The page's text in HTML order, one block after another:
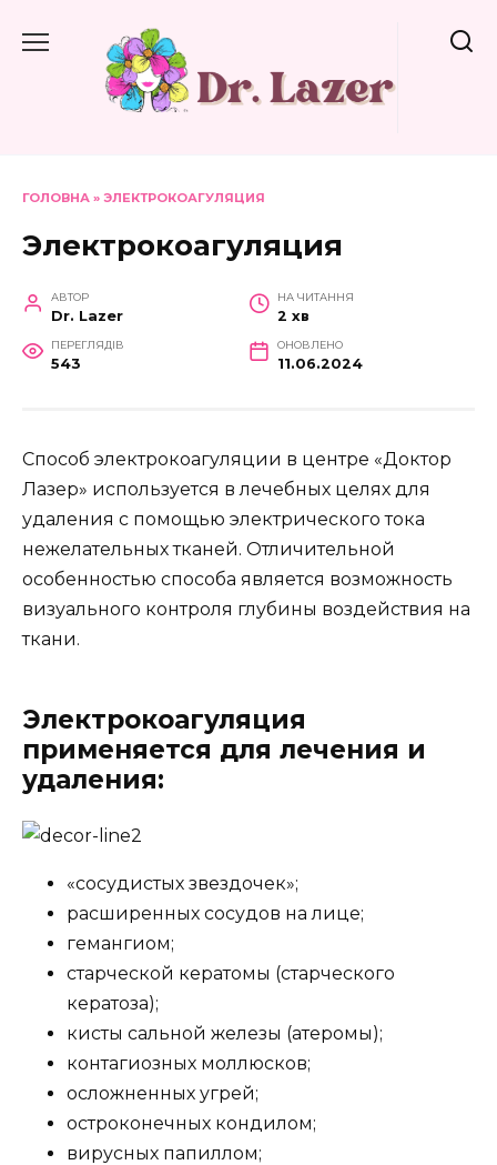
до
ГОЛОВНА » ЭЛЕКТРОКОАГУЛЯЦИЯ
Электрокоагуляция
АВТОР
Dr. Lazer
НА ЧИТАННЯ
2 хв
ПЕРЕГЛЯДІВ
543
ОНОВЛЕНО
11.06.2024
Способ электрокоагуляции в центре «Доктор
Лазер» используется в лечебных целях для
удаления с помощью электрического тока
нежелательных тканей. Отличительной
особенностью способа является возможность
визуального контроля глубины воздействия на
ткани.
Электрокоагуляция
применяется для лечения и
удаления:
«сосудистых звездочек»;
расширенных сосудов на лице;
гемангиом;
старческой кератомы (старческого
кератоза);
кисты сальной железы (атеромы);
контагиозных моллюсков;
осложненных угрей;
остроконечных кондилом;
вирусных папиллом;